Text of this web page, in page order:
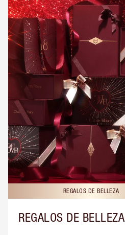
REGALOS DE BELLEZA
REGALOS DE BELLEZA